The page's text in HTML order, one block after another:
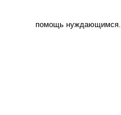
помощь нуждающимся.